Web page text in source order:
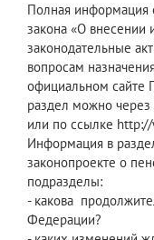
Полная информация
закона «О внесении
законодательные
вопросам
официальном сайте
раздел можно через
или по ссылке
Информация в
законопроекте о
подразделы:
- какова
Федерации?